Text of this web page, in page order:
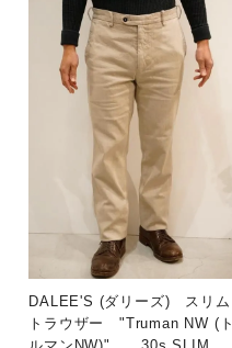
DALEE'S (ダリーズ) スリム
トラウザー "Truman NW (ト